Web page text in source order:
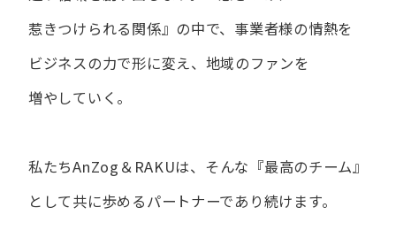
惹きつけられる​関係』の​中で、​事業者様の​情熱を​
ビジネスの​力で​形に​変え、 地域の​ファンを​
増やしていく。
私たちAnZog＆RAKUは、​そんな​『最高の​チーム』
と​して共に​歩める​パートナーであり続けます。